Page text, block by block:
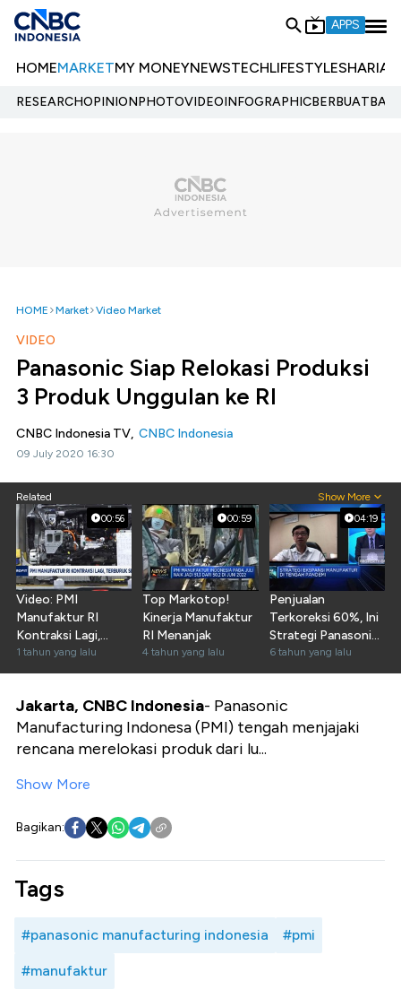
APPS
HOMEMARKETMY MONEYNEWSTECHLIFESTYLESHARIA
RESEARCHOPINIONPHOTOVIDEOINFOGRAPHIC
HOME Market Video Market
VIDEO
Panasonic Siap Relokasi Produksi
3 Produk Unggulan ke RI
CNBC Indonesia TV, CNBC Indonesia
09 July 2020 16:30
Related Show More
00:56
Video: PMI
Manufaktur RI
Kontraksi Lagi,
Terburuk Sejak
Covid-19
1 tahun yang lalu
00:59
Top Markotop!
Kinerja Manufaktur
RI Menanjak
4 tahun yang lalu
04:19
Penjualan
Terkoreksi 60%, Ini
Strategi Panasonic
Saat Pandemi
6 tahun yang lalu
Jakarta, CNBC Indonesia- Panasonic
Manufacturing Indonesa (PMI) tengah menjajaki
rencana merelokasi produk dari lu...
Show More
Bagikan:
Tags
#panasonic manufacturing indonesia #pmi
#manufaktur